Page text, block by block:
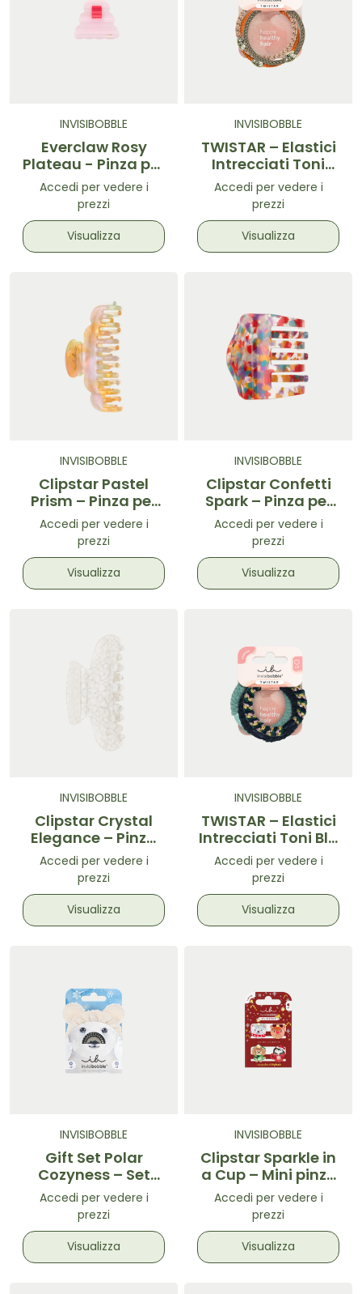
INVISIBOBBLE
Everclaw Rosy
Plateau - Pinza per
capelli Rosa
Accedi per vedere i
prezzi
Visualizza
INVISIBOBBLE
TWISTAR – Elastici
Intrecciati Toni
Autunnali 3 pz
Accedi per vedere i
prezzi
Visualizza
INVISIBOBBLE
Clipstar Pastel
Prism – Pinza per
capelli
Accedi per vedere i
prezzi
Visualizza
INVISIBOBBLE
Clipstar Confetti
Spark – Pinza per
capelli taglia M
Accedi per vedere i
prezzi
Visualizza
INVISIBOBBLE
Clipstar Crystal
Elegance – Pinza
per capelli
Accedi per vedere i
prezzi
Visualizza
INVISIBOBBLE
TWISTAR – Elastici
Intrecciati Toni Blu
3 pz
Accedi per vedere i
prezzi
Visualizza
INVISIBOBBLE
Gift Set Polar
Cozyness – Set
accessori per
capelli 4 pz
Accedi per vedere i
prezzi
Visualizza
INVISIBOBBLE
Clipstar Sparkle in
a Cup – Mini pinze
per capelli 4 pz
Accedi per vedere i
prezzi
Visualizza